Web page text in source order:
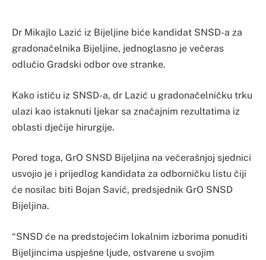
Dr Mikajlo Lazić iz Bijeljine biće kandidat SNSD-a za
gradonačelnika Bijeljine, jednoglasno je večeras
odlučio Gradski odbor ove stranke.
Kako ističu iz SNSD-a, dr Lazić u gradonačelničku trku
ulazi kao istaknuti ljekar sa značajnim rezultatima iz
oblasti dječije hirurgije.
Pored toga, GrO SNSD Bijeljina na večerašnjoj sjednici
usvojio je i prijedlog kandidata za odborničku listu čiji
će nosilac biti Bojan Savić, predsjednik GrO SNSD
Bijeljina.
“SNSD će na predstojećim lokalnim izborima ponuditi
Bijeljincima uspješne ljude, ostvarene u svojim